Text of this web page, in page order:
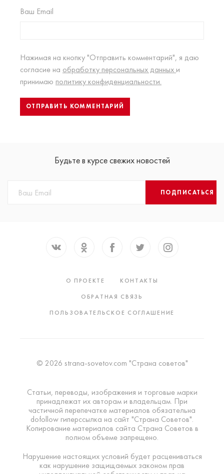
Ваш Email
Нажимая на кнопку "Отправить комментарий", я даю
согласие на обработку персональных данных и
принимаю политику конфиденциальности.
Будьте в курсе свежих новостей
ПОДПИСАТЬСЯ
О ПРОЕКТЕ
КОНТАКТЫ
ОБРАТНАЯ СВЯЗЬ
ПОЛЬЗОВАТЕЛЬСКОЕ СОГЛАШЕНИЕ
© 2026 strana-sovetov.com "Страна советов"
Статьи, переводы, изображения и торговые марки
принадлежат их авторам и владельцам. При
частичной перепечатке материалов обязательна
dofollow гиперссылка на сайт "Страна Советов".
Копирование материалов сайта Страна Советов в
полном объеме запрещено.
Нарушение настоящих условий будет расцениваться
как нарушение защищаемых законом прав